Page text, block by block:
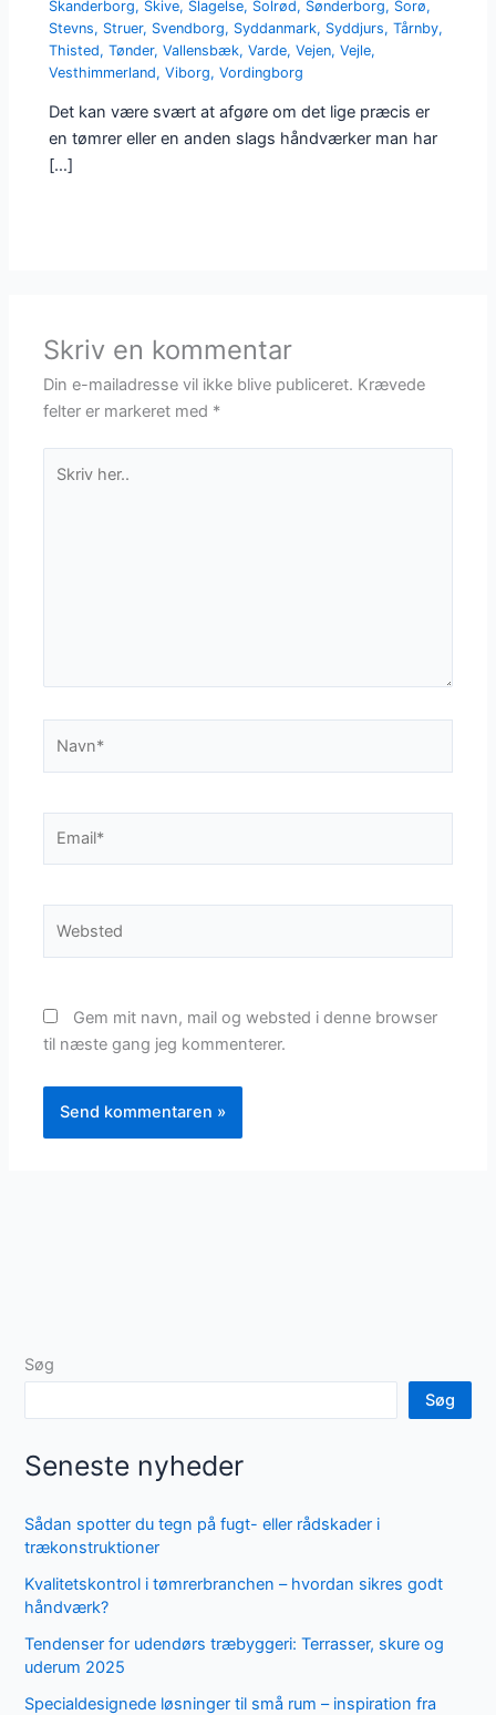
Skanderborg, Skive, Slagelse, Solrød, Sønderborg, Sorø,
Stevns, Struer, Svendborg, Syddanmark, Syddjurs,Tårnby,
Thisted,Tønder,Vallensbæk,Varde,Vejen,Vejle,
Vesthimmerland,Viborg,Vordingborg
Det kan være svært at afgøre om det lige præcis er
en tømrer eller en anden slags håndværker man har
[…]
Skriv en kommentar
Din e-mailadresse vil ikke blive publiceret. Krævede
felter er markeret med *
Gem mit navn, mail og websted i denne browser
til næste gang jeg kommenterer.
Søg
Søg
Seneste nyheder
Sådan spotter du tegn på fugt- eller rådskader i
trækonstruktioner
Kvalitetskontrol i tømrerbranchen – hvordan sikres godt
håndværk?
Tendenser for udendørs træbyggeri: Terrasser, skure og
uderum 2025
Specialdesignede løsninger til små rum – inspiration fra